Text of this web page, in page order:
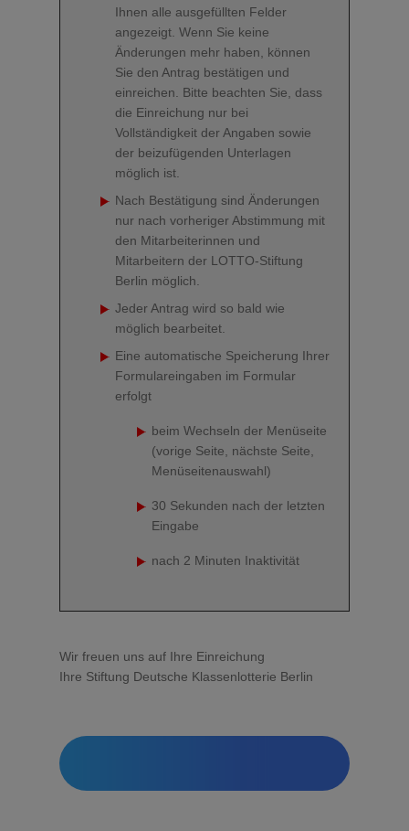
Ihnen alle ausgefüllten Felder
angezeigt. Wenn Sie keine
Änderungen mehr haben, können
Sie den Antrag bestätigen und
einreichen. Bitte beachten Sie, dass
die Einreichung nur bei
Vollständigkeit der Angaben sowie
der beizufügenden Unterlagen
möglich ist.
Nach Bestätigung sind Änderungen
nur nach vorheriger Abstimmung mit
den Mitarbeiterinnen und
Mitarbeitern der LOTTO-Stiftung
Berlin möglich.
Jeder Antrag wird so bald wie
möglich bearbeitet.
Eine automatische Speicherung Ihrer
Formulareingaben im Formular
erfolgt
beim Wechseln der Menüseite
(vorige Seite, nächste Seite,
Menüseitenauswahl)
30 Sekunden nach der letzten
Eingabe
nach 2 Minuten Inaktivität
Wir freuen uns auf Ihre Einreichung
Ihre Stiftung Deutsche Klassenlotterie Berlin